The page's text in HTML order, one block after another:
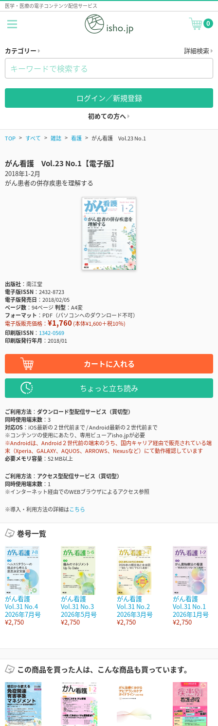
医学・医療の電子コンテンツ配信サービス
0
カテゴリー 詳細検索
ログイン／新規登録
初めての方へ
TOP すべて 雑誌 看護 がん看護 Vol.23 No.1
がん看護 Vol.23 No.1【電子版】
2018年1-2月
がん患者の併存疾患を理解する
出版社
南江堂
電子版ISSN
2432-8723
電子版発売日
2018/02/05
ページ数
94ページ判型
A4変
フォーマット
PDF（パソコンへのダウンロード不可）
電子版販売価格： ¥1,760(本体¥1,600＋税10％)
印刷版ISSN
1342-0569
印刷版発行年月
2018/01
カートに入れる
ちょっと立ち読み
ご利用方法
ダウンロード型配信サービス（買切型）
同時使用端末数
3
対応OS
iOS最新の２世代前まで / Android最新の２世代前まで
※コンテンツの使用にあたり、専用ビューアisho.jpが必要
※Androidは、Android２世代前の端末のうち、国内キャリア経由で販売されている端
末（Xperia、GALAXY、AQUOS、ARROWS、Nexusなど）にて動作確認しています
必要メモリ容量
52 MB以上
ご利用方法
アクセス型配信サービス（買切型）
同時使用端末数
1
※インターネット経由でのWEBブラウザによるアクセス参照
※導入・利用方法の詳細はこちら
巻号一覧
がん看護
Vol.31 No.4
2026年7月号
¥2,750
がん看護
Vol.31 No.3
2026年5月号
¥2,750
がん看護
Vol.31 No.2
2026年3月号
¥2,750
がん看護
Vol.31 No.1
2026年1月号
¥2,750
この商品を買った人は、こんな商品も買っています。